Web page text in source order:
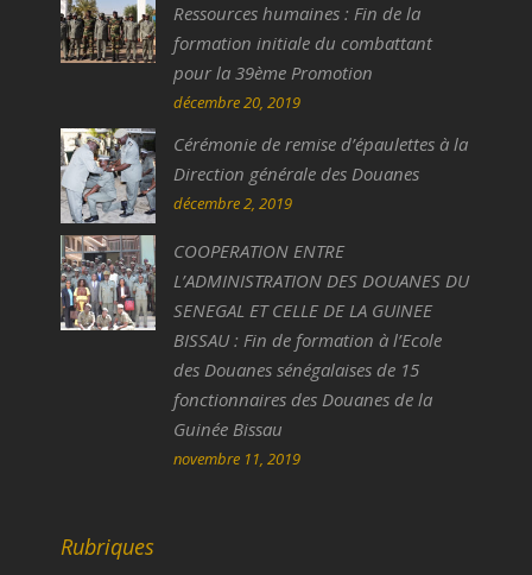
Ressources humaines : Fin de la
formation initiale du combattant
pour la 39ème Promotion
décembre 20, 2019
Cérémonie de remise d’épaulettes à la
Direction générale des Douanes
décembre 2, 2019
COOPERATION ENTRE
L’ADMINISTRATION DES DOUANES DU
SENEGAL ET CELLE DE LA GUINEE
BISSAU : Fin de formation à l’Ecole
des Douanes sénégalaises de 15
fonctionnaires des Douanes de la
Guinée Bissau
novembre 11, 2019
Rubriques